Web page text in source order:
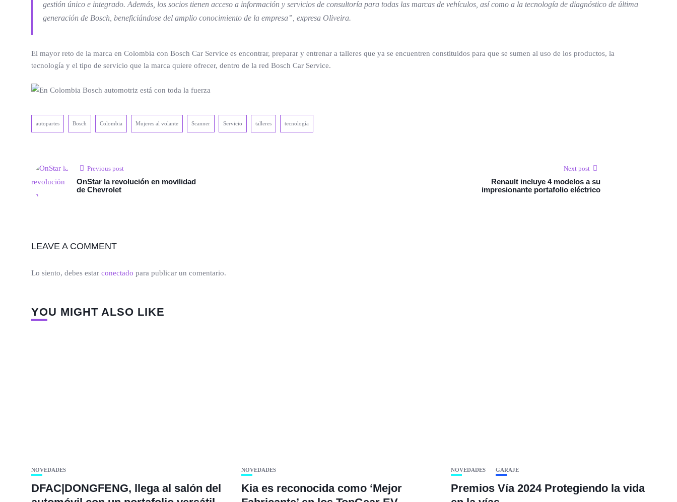
gestión único e integrado. Además, los socios tienen acceso a información y servicios de consultoría para todas las marcas de vehículos, así como a la tecnología de diagnóstico de última
generación de Bosch, beneficiándose del amplio conocimiento de la empresa”, expresa Oliveira.
El mayor reto de la marca en Colombia con Bosch Car Service es encontrar, preparar y entrenar a talleres que ya se encuentren constituidos para que se sumen al uso de los productos, la
tecnología y el tipo de servicio que la marca quiere ofrecer, dentro de la red Bosch Car Service.
autopartes Bosch Colombia Mujeres al volante Scanner Servicio talleres tecnología
Previous post
OnStar la revolución en movilidad
de Chevrolet
Next post
Renault incluye 4 modelos a su
impresionante portafolio eléctrico
LEAVE A COMMENT
Lo siento, debes estar conectado para publicar un comentario.
YOU MIGHT ALSO LIKE
NOVEDADES
DFAC|DONGFENG, llega al salón del
NOVEDADES
Kia es reconocida como ‘Mejor
NOVEDADES GARAJE
Premios Vía 2024 Protegiendo la vida